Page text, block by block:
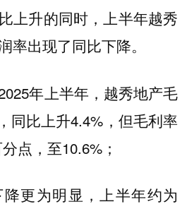
上升的同时，上半年越秀
率出现了同比下降。
年上半年，越秀地产毛
同比上升4.4%，但毛利率
点，至10.6%；
更为明显，上半年约为